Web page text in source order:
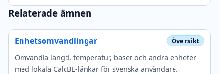
Relaterade ämnen
Enhetsomvandlingar
Omvandla längd, temperatur, baser och andra enheter
med lokala CalcBE-länkar för svenska användare.